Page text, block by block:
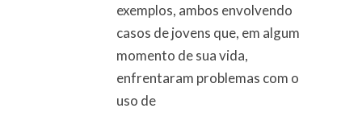
exemplos, ambos envolvendo
casos de jovens que, em algum
momento de sua vida,
enfrentaram problemas com o
uso de